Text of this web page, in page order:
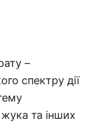
–
спектру дії
та інших